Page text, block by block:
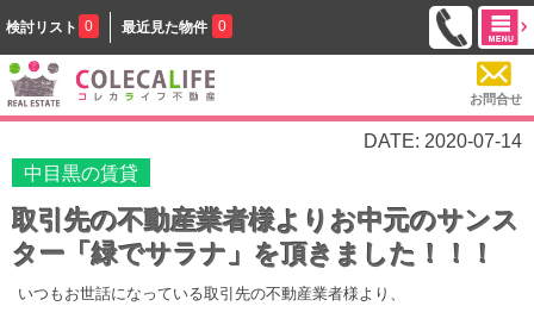
検討リスト 0 最近見た物件 0
お問合せ
DATE: 2020-07-14
中目黒の賃貸
取引先の不動産業者様よりお中元のサンス
ター「緑でサラナ」を頂きました！！！
いつもお世話になっている取引先の不動産業者様より、